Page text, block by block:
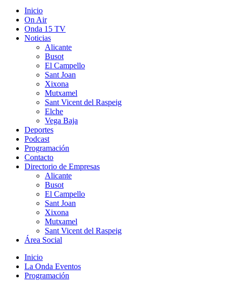
Inicio
On Air
Onda 15 TV
Noticias
Alicante
Busot
El Campello
Sant Joan
Xixona
Mutxamel
Sant Vicent del Raspeig
Elche
Vega Baja
Deportes
Podcast
Programación
Contacto
Directorio de Empresas
Alicante
Busot
El Campello
Sant Joan
Xixona
Mutxamel
Sant Vicent del Raspeig
Área Social
Inicio
La Onda Eventos
Programación